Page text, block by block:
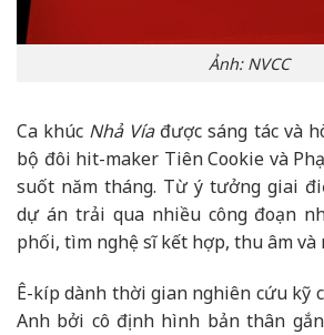
Ảnh: NVCC
Ca khúc Nhả Víađược sáng tác và
bộ đôi hit-maker Tiên Cookie và
suốt năm tháng. Từ ý tưởng giai
dự án trải qua nhiều công đoạn
phối, tìm nghệ sĩ kết hợp, thu âm và
Ê-kíp dành thời gian nghiên cứu kỹ
Anh bởi cô định hình bản thân